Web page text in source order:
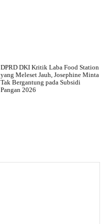
DPRD DKI Kritik Laba Food Station
yang Meleset Jauh, Josephine Minta
Tak Bergantung pada Subsidi
Pangan 2026